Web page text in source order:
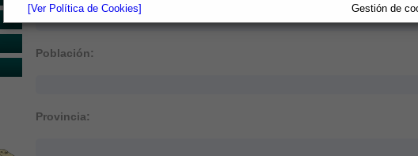
[Ver Política de Cookies] Gestión de
Población:
Provincia: